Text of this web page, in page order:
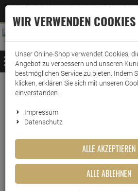
Jetzt für den Newsletter entscheiden und 5% Rabatt auf
–Zum Newsletter
MENÜ
Weiter einkaufen www.wark24.de Drogerie
Rasiererpflege
Braun Series
mit
170ml
Artikel-Nummer:
WIR VERWENDEN COOKIES
Unser Online-Shop verwendet Cookies,
Angebot zu verbessern und unseren
bestmöglichen Service zu bieten. Indem
klicken, erklären Sie sich mit unseren
einverstanden.
Impressum
Datenschutz
ALLE AKZEPTIEREN
ALLE ABLEHNEN